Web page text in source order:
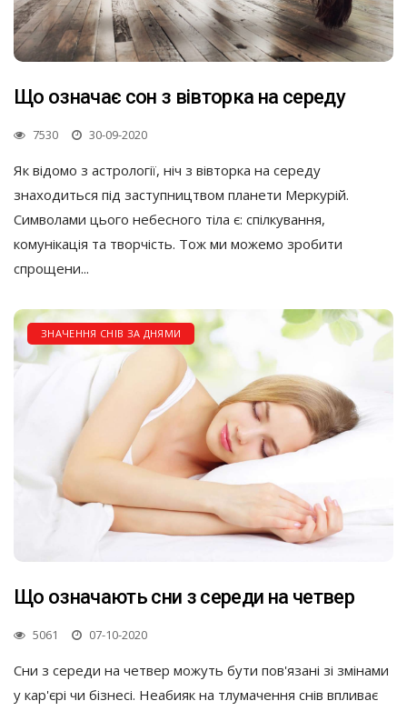
Що означає сон з вівторка на середу
7530 30-09-2020
Як відомо з астрології, ніч з вівторка на середу
знаходиться під заступництвом планети Меркурій.
Символами цього небесного тіла є: спілкування,
комунікація та творчість. Тож ми можемо зробити
спрощени...
ЗНАЧЕННЯ СНІВ ЗА ДНЯМИ
Що означають сни з середи на четвер
5061 07-10-2020
Сни з середи на четвер можуть бути пов'язані зі змінами
у кар'єрі чи бізнесі. Неабияк на тлумачення снів впливає